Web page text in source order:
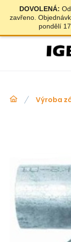
DOVOLENÁ:
zavřeno.
pondělí
Výroba